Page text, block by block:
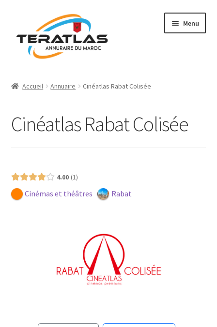
navigation
contenu
Menu
Annuaire
Mon compte
Accueil Annuaire Cinéatlas Rabat Colisée
Cinéatlas Rabat Colisée
4.00 1
Cinémas et théâtres Rabat